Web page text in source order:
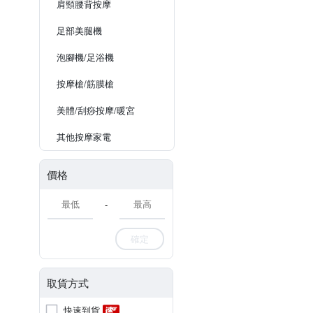
肩頸腰背按摩
足部美腿機
泡腳機/足浴機
按摩槍/筋膜槍
美體/刮痧按摩/暖宮
其他按摩家電
價格
-
確定
取貨方式
快速到貨